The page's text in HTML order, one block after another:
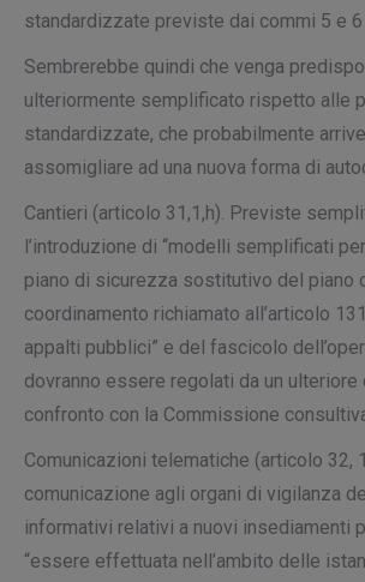
standardizzate previste dai commi 5 e 6
Sembrerebbe quindi che venga
ulteriormente semplificato rispetto alle
standardizzate, che probabilmente
assomigliare ad una nuova forma di
Cantieri (articolo 31,1,h). Previste
l’introduzione di “modelli semplificati
piano di sicurezza sostitutivo del piano
coordinamento richiamato all’articolo
appalti pubblici” e del fascicolo
dovranno essere regolati da un
confronto con la Commissione
Comunicazioni telematiche (articolo 32,
comunicazione agli organi di vigilanza
informativi relativi a nuovi insediamenti
“essere effettuata nell’ambito delle